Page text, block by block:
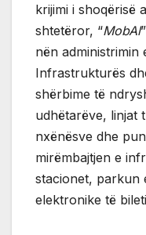
krijimi i shoqërisë
shtetëror, “MobAl
nën administrimin
Infrastrukturës
shërbime të
udhëtarëve, linjat
nxënësve dhe
mirëmbajtjen e
stacionet, parkun
elektronike të